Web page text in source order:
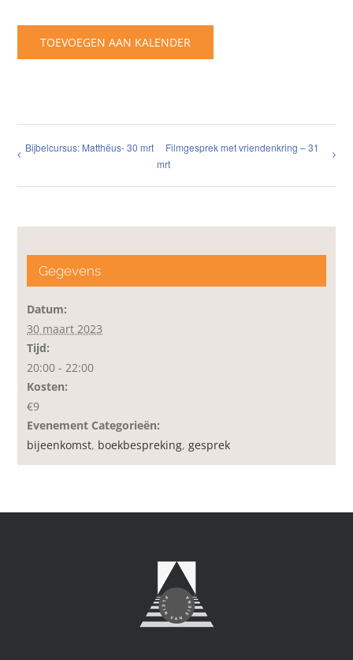
TOEVOEGEN AAN KALENDER
Bijbelcursus: Matthëus- 30 mrt
Filmgesprek met vriendenkring – 31
mrt
Gegevens
Datum:
30 maart 2023
Tijd:
20:00 - 22:00
Kosten:
€9
Evenement Categorieën:
bijeenkomst, boekbespreking,gesprek